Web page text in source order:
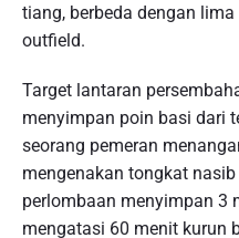
tiang, berbeda dengan
outfield.
Target lantaran
menyimpan poin basi dari
seorang pemeran
mengenakan tongkat
perlombaan menyimpan 3
mengatasi 60 menit kurun